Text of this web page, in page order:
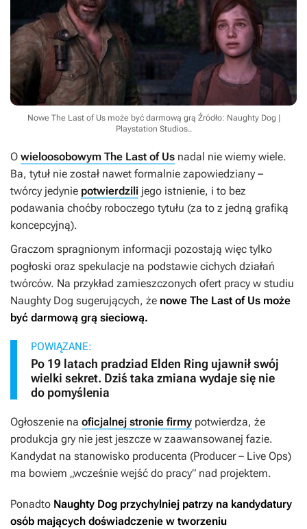
Nowe The Last of Us może być darmową grą Źródło: Naughty Dog |
Playstation Studios..
O wieloosobowym The Last of Us nadal nie wiemy wiele.
Ba, tytuł nie został nawet formalnie zapowiedziany –
twórcy jedynie potwierdzili jego istnienie, i to bez
podawania choćby roboczego tytułu (za to z jedną grafiką
koncepcyjną).
Graczom spragnionym informacji pozostają więc tylko
pogłoski oraz spekulacje na podstawie cichych działań
twórców. Na przykład zamieszczonych ofert pracy w studiu
Naughty Dog sugerujących, że nowe The Last of Us może
być darmową grą sieciową.
POWIĄZANE:
Po 19 latach pradziad Elden Ring ujawnił swój
wielki sekret. Dziś taka zmiana wydaje się nie
do pomyślenia
Ogłoszenie na oficjalnej stronie firmy potwierdza, że
produkcja gry nie jest jeszcze w zaawansowanej fazie.
Kandydat na stanowisko producenta (Producer – Live Ops)
ma bowiem „wcześnie wejść do pracy” nad projektem.
Ponadto Naughty Dog przychylniej patrzy na kandydatury
osób mających doświadczenie w tworzeniu